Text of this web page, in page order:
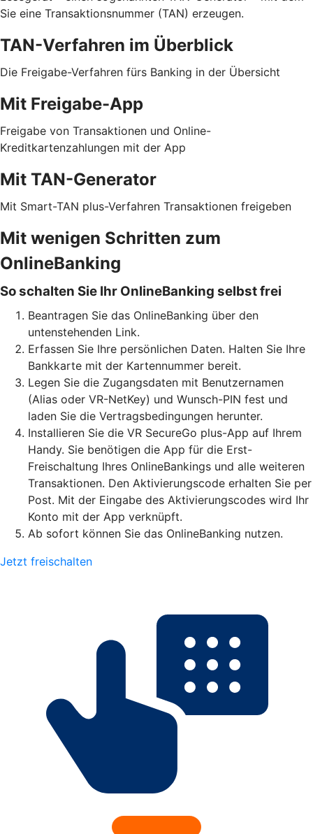
Sie eine Transaktionsnummer (TAN) erzeugen.
TAN-Verfahren im Überblick
Die Freigabe-Verfahren fürs Banking in der Übersicht
Mit Freigabe-App
Freigabe von Transaktionen und Online-
Kreditkartenzahlungen mit der App
Mit TAN-Generator
Mit Smart-TAN plus-Verfahren Transaktionen freigeben
Mit wenigen Schritten zum
OnlineBanking
So schalten Sie Ihr OnlineBanking selbst frei
Beantragen Sie das OnlineBanking über den
untenstehenden Link.
Erfassen Sie Ihre persönlichen Daten. Halten Sie Ihre
Bankkarte mit der Kartennummer bereit.
Legen Sie die Zugangsdaten mit Benutzernamen
(Alias oder VR-NetKey) und Wunsch-PIN fest und
laden Sie die Vertragsbedingungen herunter.
Installieren Sie die VR SecureGo plus-App auf Ihrem
Handy. Sie benötigen die App für die Erst-
Freischaltung Ihres OnlineBankings und alle weiteren
Transaktionen. Den Aktivierungscode erhalten Sie per
Post. Mit der Eingabe des Aktivierungscodes wird Ihr
Konto mit der App verknüpft.
Ab sofort können Sie das OnlineBanking nutzen.
Jetzt freischalten